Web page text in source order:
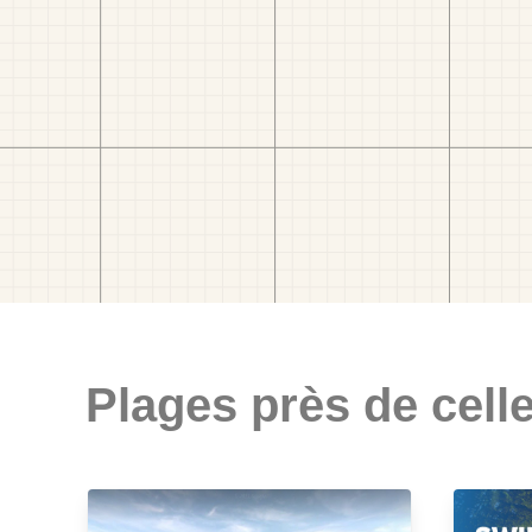
Plages près de